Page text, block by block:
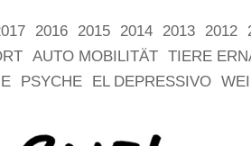
2016 2015 2014 2013 2012
AUTO MOBILITÄT TIERE
PSYCHE EL DEPRESSIVO